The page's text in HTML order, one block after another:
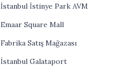
İstanbul İstinye Park AVM
Emaar Square Mall
Fabrika Satış Mağazası
İstanbul Galataport